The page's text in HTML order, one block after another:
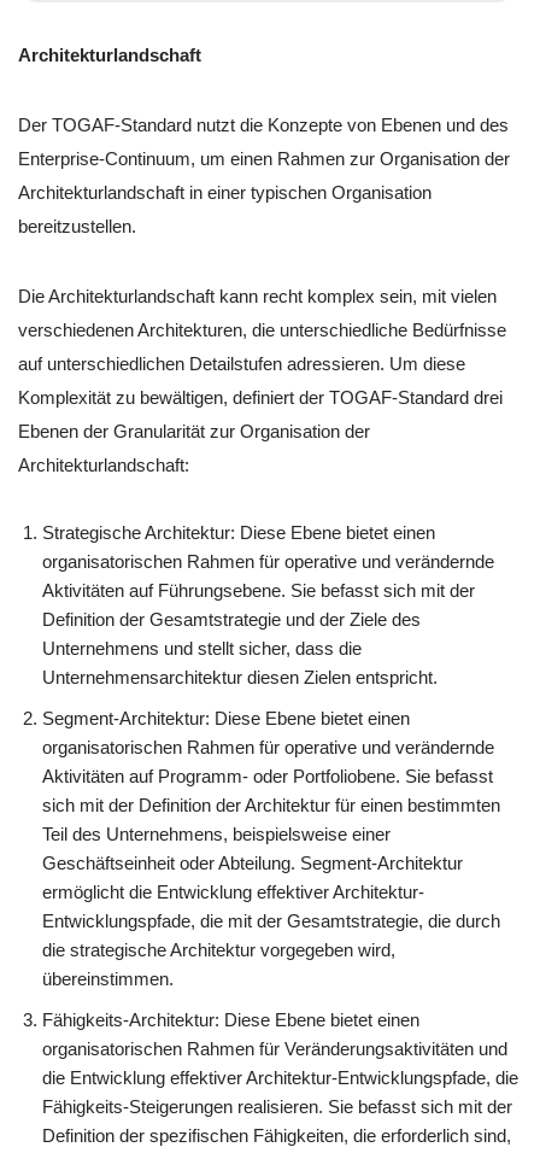
Architekturlandschaft
Der TOGAF-Standard nutzt die Konzepte von Ebenen und des
Enterprise-Continuum, um einen Rahmen zur Organisation der
Architekturlandschaft in einer typischen Organisation
bereitzustellen.
Die Architekturlandschaft kann recht komplex sein, mit vielen
verschiedenen Architekturen, die unterschiedliche Bedürfnisse
auf unterschiedlichen Detailstufen adressieren. Um diese
Komplexität zu bewältigen, definiert der TOGAF-Standard drei
Ebenen der Granularität zur Organisation der
Architekturlandschaft:
Strategische Architektur: Diese Ebene bietet einen
organisatorischen Rahmen für operative und verändernde
Aktivitäten auf Führungsebene. Sie befasst sich mit der
Definition der Gesamtstrategie und der Ziele des
Unternehmens und stellt sicher, dass die
Unternehmensarchitektur diesen Zielen entspricht.
Segment-Architektur: Diese Ebene bietet einen
organisatorischen Rahmen für operative und verändernde
Aktivitäten auf Programm- oder Portfoliobene. Sie befasst
sich mit der Definition der Architektur für einen bestimmten
Teil des Unternehmens, beispielsweise einer
Geschäftseinheit oder Abteilung. Segment-Architektur
ermöglicht die Entwicklung effektiver Architektur-
Entwicklungspfade, die mit der Gesamtstrategie, die durch
die strategische Architektur vorgegeben wird,
übereinstimmen.
Fähigkeits-Architektur: Diese Ebene bietet einen
organisatorischen Rahmen für Veränderungsaktivitäten und
die Entwicklung effektiver Architektur-Entwicklungspfade, die
Fähigkeits-Steigerungen realisieren. Sie befasst sich mit der
Definition der spezifischen Fähigkeiten, die erforderlich sind,